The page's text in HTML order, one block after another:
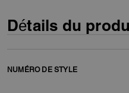
Détails du
NUMÉRO DE STYLE